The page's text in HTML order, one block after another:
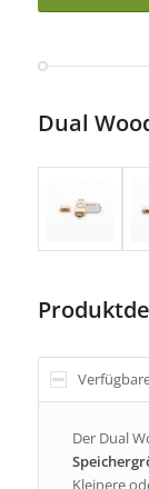
Dual
Der Dual
Kleinere